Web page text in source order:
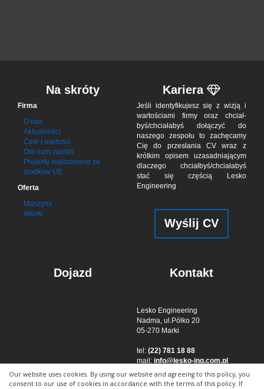
Our website uses cookies. By using our website and agreeing to this policy, you
consent to our use of cookies in accordance with the terms of this policy. If
Na skróty
Firma
O nas
Aktualności
Cele i wartości
Oni nam zaufali
Projekty realizowane ze
środków UE
Oferta
Maszyny
Wózki
Kariera
Jeśli iden­tyfi­ku­jesz się z wizją i
war­to­ściami firmy oraz chciał­
byś/chciał­abyś dołą­czyć do
naszego zes­połu to zachę­camy
Cię do przes­łania CV wraz z
krótkim opisem uzasad­niającym
dla­czego chciał­byś/chciała­byś
stać się czę­ścią Lesko
Engineering
Wyślij CV
Dojazd Kontakt
Lesko Engineering
Nadma, ul.Pólko 20
05-270 Marki
tel:(22) 781 18 88
mail:info@lesko-ing.com.pl